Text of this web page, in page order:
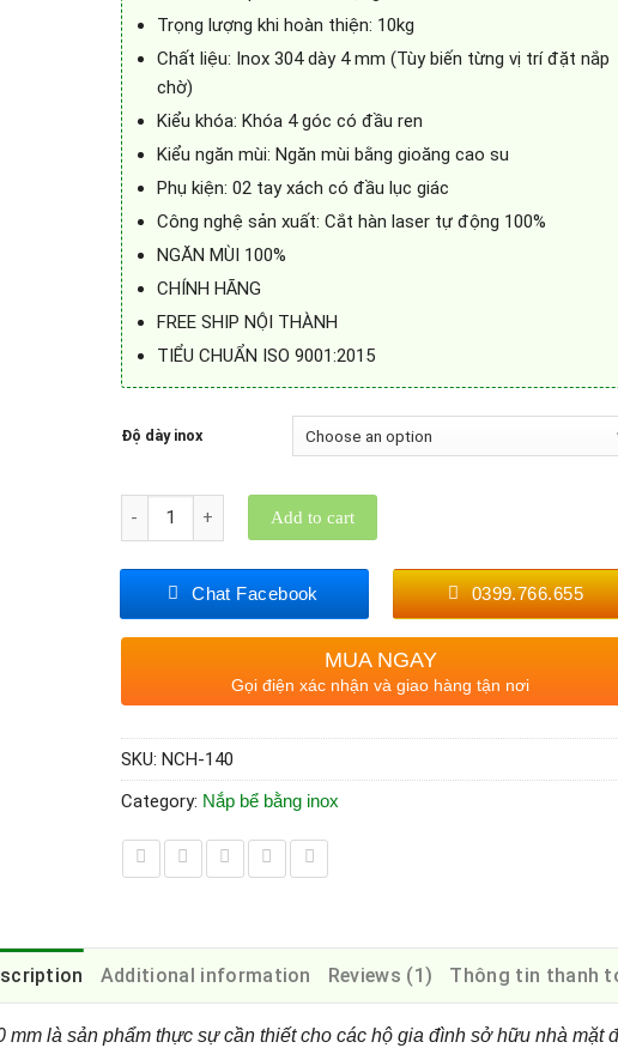
Trọng lượng khi hoàn thiện: 10kg
Chất liệu: Inox 304 dày 4 mm (Tùy biến từng vị trí đặt nắp
chờ)
Kiểu khóa: Khóa 4 góc có đầu ren
Kiểu ngăn mùi: Ngăn mùi bằng gioăng cao su
Phụ kiện: 02 tay xách có đầu lục giác
Công nghệ sản xuất: Cắt hàn laser tự động 100%
NGĂN MÙI 100%
CHÍNH HÃNG
FREE SHIP NỘI THÀNH
TIỂU CHUẨN ISO 9001:2015
Độ dày inox
Quantity Add to cart
Chat Facebook 0399.766.655
MUA NGAY
Gọi điện xác nhận và giao hàng tận nơi
SKU: NCH-140
Category: Nắp bể bằng inox
Additional information Reviews (1) Thông tin thanh
mm là sản phẩm thực sự cần thiết cho các hộ gia đình sở hữu nhà mặt